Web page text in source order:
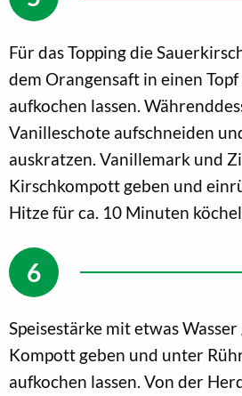
Für das Topping die
dem Orangensaft in einen
aufkochen lassen.
Vanilleschote aufschneiden
auskratzen. Vanillemark und
Kirschkompott geben und
Hitze für ca. 10 Minuten
Speisestärke mit etwas
Kompott geben und unter
aufkochen lassen. Von der